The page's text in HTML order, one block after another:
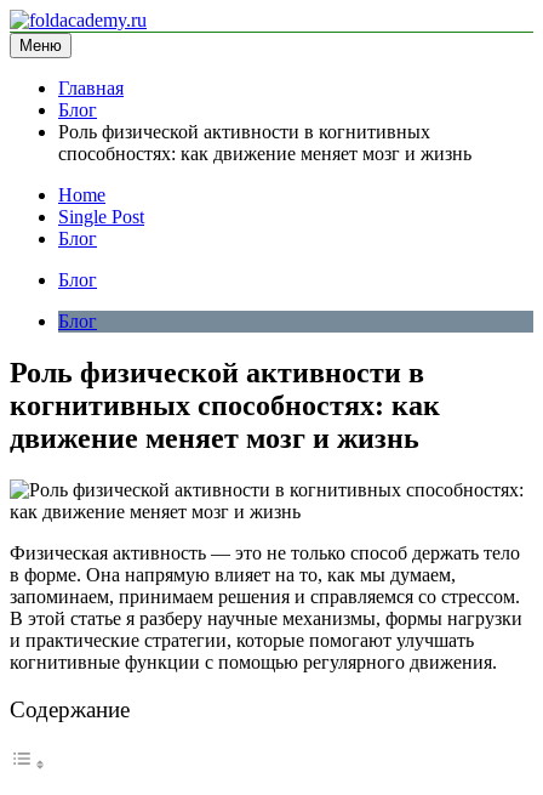
Перейти
к
содержимому
foldacademy.ru
информационный сайт
Меню
Главная
Блог
Роль физической активности в когнитивных
способностях: как движение меняет мозг и жизнь
Home
Single Post
Блог
Блог
Блог
Роль физической активности в
когнитивных способностях: как
движение меняет мозг и жизнь
Физическая активность — это не только способ держать тело
в форме. Она напрямую влияет на то, как мы думаем,
запоминаем, принимаем решения и справляемся со стрессом.
В этой статье я разберу научные механизмы, формы нагрузки
и практические стратегии, которые помогают улучшать
когнитивные функции с помощью регулярного движения.
Содержание